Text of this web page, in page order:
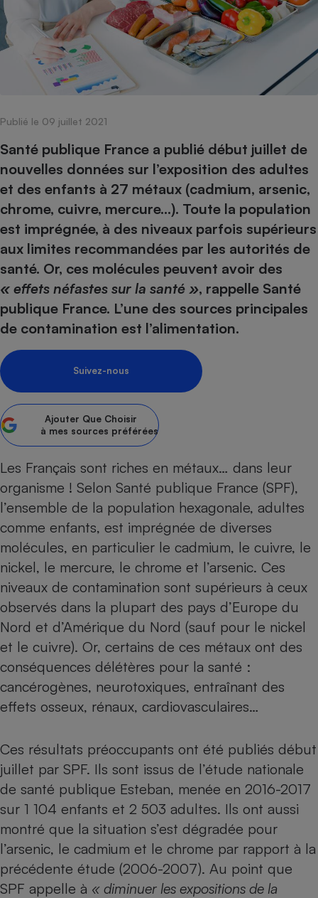
Publié le 09 juillet 2021
Santé publique France a publié début juillet de
nouvelles données sur l’exposition des adultes
et des enfants à 27 métaux (cadmium, arsenic,
chrome, cuivre, mercure…). Toute la population
est imprégnée, à des niveaux parfois supérieurs
aux limites recommandées par les autorités de
santé. Or, ces molécules peuvent avoir des
« effets néfastes sur la santé », rappelle Santé
publique France. L’une des sources principales
de contamination est l’alimentation.
Suivez-nous
Ajouter Que Choisir
à mes sources préférées
Les Français sont riches en métaux… dans leur
organisme ! Selon Santé publique France (SPF),
l’ensemble de la population hexagonale, adultes
comme enfants, est imprégnée de diverses
molécules, en particulier le cadmium, le cuivre, le
nickel, le mercure, le chrome et l’arsenic. Ces
niveaux de contamination sont supérieurs à ceux
observés dans la plupart des pays d’Europe du
Nord et d’Amérique du Nord (sauf pour le nickel
et le cuivre). Or, certains de ces métaux ont des
conséquences délétères pour la santé :
cancérogènes, neurotoxiques, entraînant des
effets osseux, rénaux, cardiovasculaires…
Ces résultats préoccupants ont été publiés début
juillet par SPF. Ils sont issus de l’étude nationale
de santé publique Esteban, menée en 2016-2017
sur 1 104 enfants et 2 503 adultes. Ils ont aussi
montré que la situation s’est dégradée pour
l’arsenic, le cadmium et le chrome par rapport à la
précédente étude (2006-2007). Au point que
SPF appelle à « diminuer les expositions de la
Sécurité - Hygiène
Supermarché - Drive
bouteille
Assurance
Banque - Crédit
Epargne - Fiscalité
Mutuelle
Assurance emprunteur
Banque
Circulation routière
Contrôle technique -
Pièce détachée
Comparateur auto
Comparatif
Comparatif climatiseur
Comparatif aspirateur
Comparatif aspirateur
Comparatif cafetière
Comparatif robot cuiseur
Comparatif centrale
Gros électroménager
Lave-linge
Plaque de cuisson à
induction
Climatiseur -
Ventilateur
Électricité - Gaz
Comparatif casque audio
Comparatif ordinateur
Comparatif ultrabook
Comparatif tablette
Image et son
Informatique
Internet
Téléphonie
Téléviseur
Téléphone mobile -
Antivirus
Crédit immobilier
Comparatif tondeuse
Aménagement
Bricolage - Jardinage
Chauffage
Produit d'entretien
Sécurité domestique
Radiateur électrique
Climatiseur -
Ventilateur
Hygiène - Beauté
Maladie - Médecine -
Système de santé -
Antimoustique
Maison de retraite
Retraite
Choisir son fioul
Choisir son pellet
Comparateur assurance emprunteur
Energie Moins Chère Ensemble
Tous les comparateurs
Toutes les cartes interactives
Speedtest - Testez le débit de votre
connexion Internet